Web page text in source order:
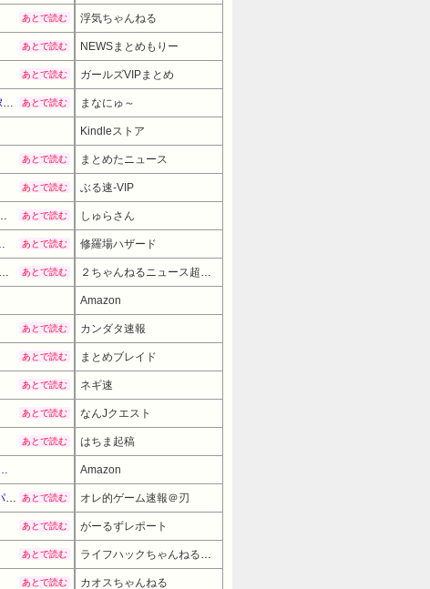
あとで読む 浮気ちゃんねる
あとで読む NEWSまとめもりー
あとで読む ガールズVIPまとめ
あとで読む まなにゅ～
Kindleストア
あとで読む まとめたニュース
あとで読む ぶる速-VIP
あとで読む しゅらさん
あとで読む 修羅場ハザード
あとで読む
Amazon
あとで読む カンダタ速報
あとで読む まとめブレイド
あとで読む ネギ速
あとで読む なんJクエスト
あとで読む はちま起稿
Amazon
「ソウルライクの恋愛ゲーム作りました！フリーゲームです」→女の子と会話して「弱攻撃」「強攻撃」「パリィ」「ローリング」を選ぶガチでダークソウルなんだがｗｗｗｗｗ あとで読む オレ的ゲーム速報＠刃
あとで読む がーるずレポート
あとで読む
あとで読む カオスちゃんねる